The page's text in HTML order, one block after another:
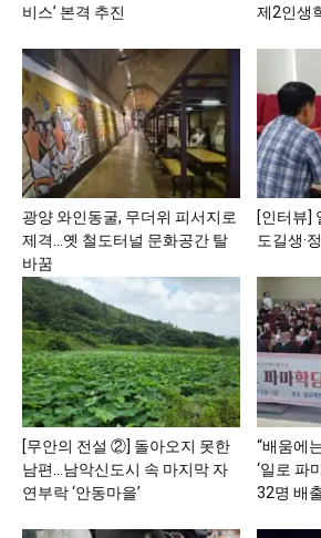
비스’ 본격 추진
제2인생
광양 와인동굴, 무더위 피서지로
제격…옛 철도터널 문화공간 탈
바꿈
[인터뷰]
도길생·
[무안의 전설 ②] 돌아오지 못한
남편…남악신도시 속 마지막 자
연부락 ‘안동마을’
“배움에
‘일로 파
32명 배